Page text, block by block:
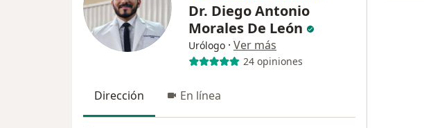
Dr. Diego Antonio
Morales De León
Urólogo · Ver más
24 opiniones
Dirección En línea